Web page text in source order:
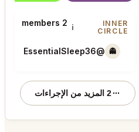
INNER
CIRCLE
i
2 members
👻
@EssentialSleep36
2 المزيد من الإجراءات